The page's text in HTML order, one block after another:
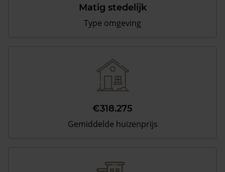
Matig stedelijk
Type omgeving
€318.275
Gemiddelde huizenprijs